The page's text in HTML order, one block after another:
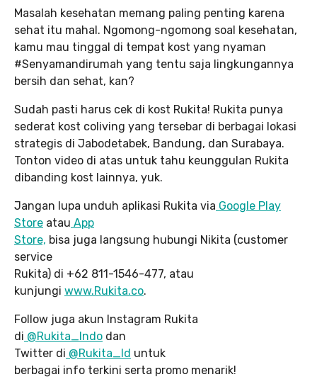
Masalah kesehatan memang paling penting karena
sehat itu mahal. Ngomong-ngomong soal kesehatan,
kamu mau tinggal di tempat kost yang nyaman
#Senyamandirumah yang tentu saja lingkungannya
bersih dan sehat, kan?
Sudah pasti harus cek di kost Rukita! Rukita punya
sederat kost coliving yang tersebar di berbagai lokasi
strategis di Jabodetabek, Bandung, dan Surabaya.
Tonton video di atas untuk tahu keunggulan Rukita
dibanding kost lainnya, yuk.
Jangan lupa unduh aplikasi Rukita via Google Play
Store atau App
Store, bisa juga langsung hubungi Nikita (customer
service
Rukita) di +62 811-1546-477, atau
kunjungi www.Rukita.co.
Follow juga akun Instagram Rukita
di @Rukita_Indo dan
Twitter di @Rukita_Id untuk
berbagai info terkini serta promo menarik!